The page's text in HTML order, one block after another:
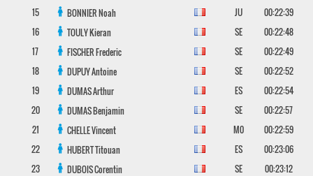
15
BONNIERNoah JU
00:22:39
16
TOULYKieran SE
00:22:48
17
FISCHERFrederic SE
00:22:49
18
DUPUYAntoine SE
00:22:52
19
DUMASArthur ES
00:22:54
20
DUMASBenjamin SE
00:22:57
21
CHELLEVincent M0
00:22:59
22
HUBERTTitouan ES
00:23:06
23
DUBOISCorentin SE
00:23:12